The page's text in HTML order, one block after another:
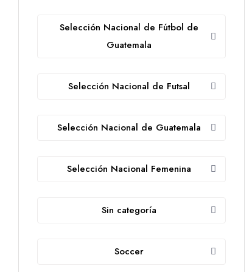
Selección Nacional de Fútbol de
Guatemala
Selección Nacional de Futsal
Selección Nacional de Guatemala
Selección Nacional Femenina
Sin categoría
Soccer